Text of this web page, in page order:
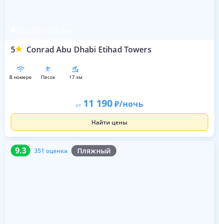
5 Conrad Abu Dhabi Etihad Towers
в номере песок 17 км
от 11 190 /ночь
Найти цены
9.3 351 оценка Пляжный
9.3 351 оценка